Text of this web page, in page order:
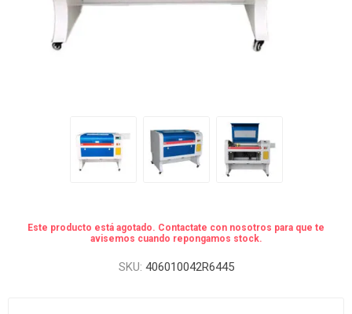
Este producto está agotado. Contactate con nosotros para que te
avisemos cuando repongamos stock.
SKU: 406010042R6445